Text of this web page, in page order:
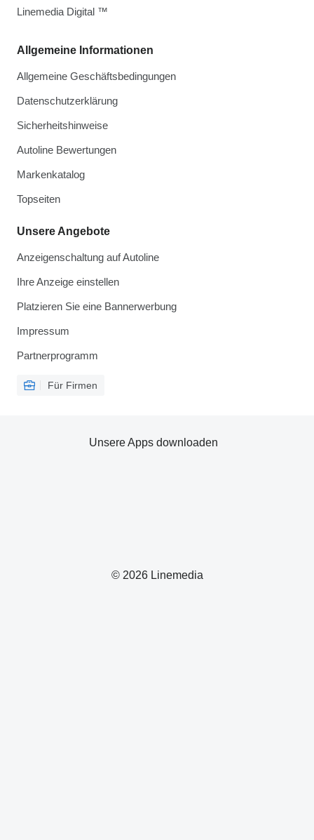
Allgemeine Informationen
Allgemeine Geschäftsbedingungen
Datenschutzerklärung
Sicherheitshinweise
Autoline Bewertungen
Markenkatalog
Topseiten
Unsere Angebote
Anzeigenschaltung auf Autoline
Ihre Anzeige einstellen
Platzieren Sie eine Bannerwerbung
Impressum
Partnerprogramm
Für Firmen
Linemedia Digital ™
© 2026 Linemedia
Unsere Apps downloaden